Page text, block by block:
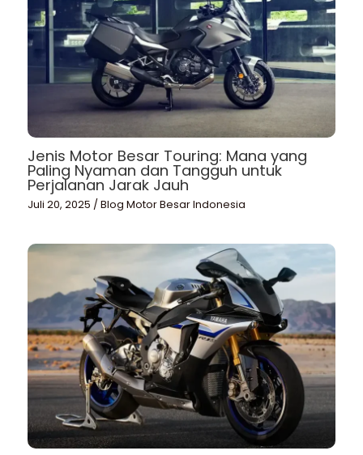
Jenis Motor Besar Touring: Mana yang
Paling Nyaman dan Tangguh untuk
Perjalanan Jarak Jauh
Juli 20, 2025 /Blog Motor Besar Indonesia